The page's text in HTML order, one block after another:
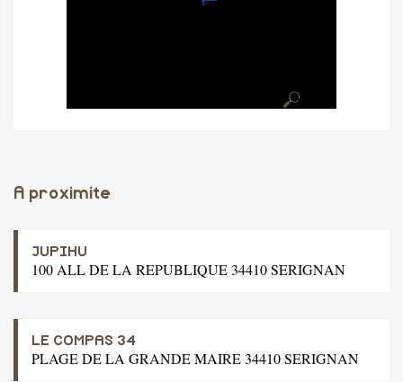
A proximite
JUPIHU
100 ALL DE LA REPUBLIQUE 34410 SERIGNAN
LE COMPAS 34
PLAGE DE LA GRANDE MAIRE 34410 SERIGNAN